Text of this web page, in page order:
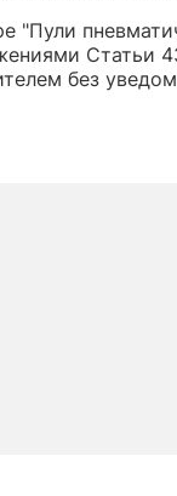
"Пули
Статьи
без